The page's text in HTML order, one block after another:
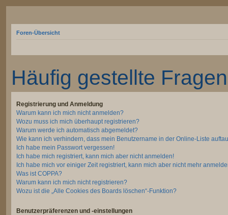
Foren-Übersicht
Häufig gestellte Fragen
Registrierung und Anmeldung
Warum kann ich mich nicht anmelden?
Wozu muss ich mich überhaupt registrieren?
Warum werde ich automatisch abgemeldet?
Wie kann ich verhindern, dass mein Benutzername in der Online-Liste
Ich habe mein Passwort vergessen!
Ich habe mich registriert, kann mich aber nicht anmelden!
Ich habe mich vor einiger Zeit registriert, kann mich aber nicht mehr
Was ist COPPA?
Warum kann ich mich nicht registrieren?
Wozu ist die „Alle Cookies des Boards löschen“-Funktion?
Benutzerpräferenzen und -einstellungen